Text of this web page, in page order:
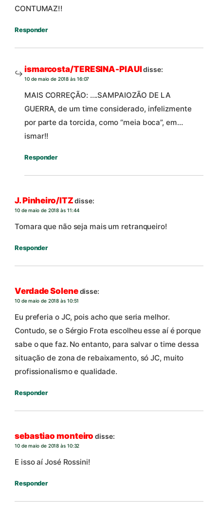
CONTUMAZ!!
Responder
ismarcosta/TERESINA-PIAUIdisse:
10 de maio de 2018 às 16:07
MAIS CORREÇÃO: ….SAMPAIOZÃO DE LA
GUERRA, de um time considerado, infelizmente
por parte da torcida, como “meia boca”, em…
ismar!!
Responder
J. Pinheiro/ITZ disse:
10 de maio de 2018 às 11:44
Tomara que não seja mais um retranqueiro!
Responder
Verdade Solenedisse:
10 de maio de 2018 às 10:51
Eu preferia o JC, pois acho que seria melhor.
Contudo, se o Sérgio Frota escolheu esse aí é porque
sabe o que faz. No entanto, para salvar o time dessa
situação de zona de rebaixamento, só JC, muito
profissionalismo e qualidade.
Responder
sebastiao monteiro disse:
10 de maio de 2018 às 10:32
E isso aí José Rossini!
Responder